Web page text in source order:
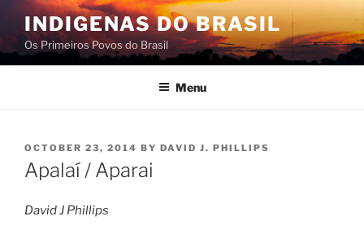
content
INDIGENAS DO BRASIL
Os Primeiros Povos do Brasil
Menu
POSTED
ON
OCTOBER 23, 2014 BY DAVID J. PHILLIPS
Apalaí / Aparai
David J Phillips